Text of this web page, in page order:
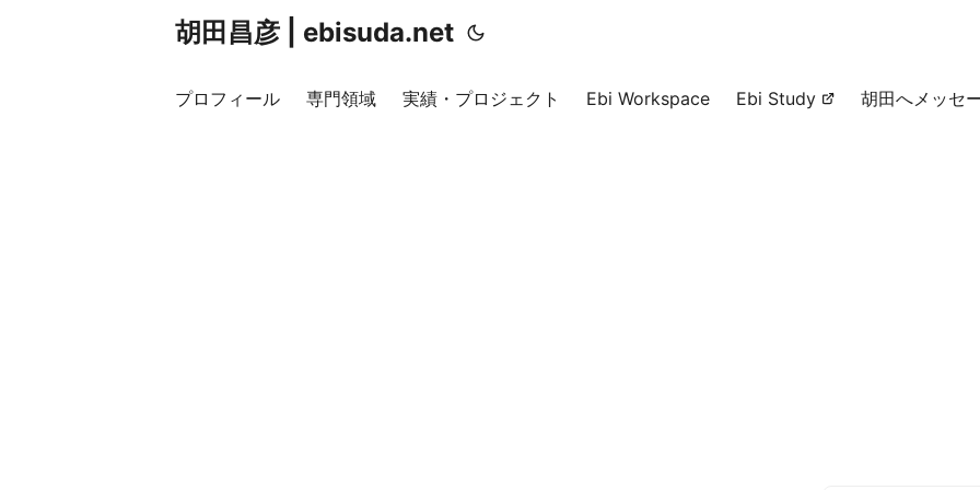
胡田昌彦 | ebisuda.net
プロフィール 専門領域 実績・プロジェクト Ebi Workspace Ebi Study 胡田へメッセ